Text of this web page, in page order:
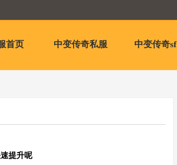
首页 中变传奇私服 中变传奇sf
提升呢